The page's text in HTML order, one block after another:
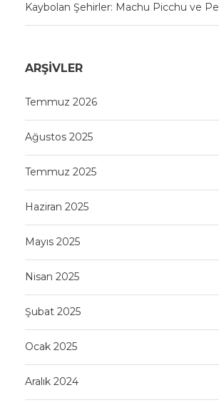
Kaybolan Şehirler: Machu Picchu ve
ARŞIVLER
Temmuz 2026
Ağustos 2025
Temmuz 2025
Haziran 2025
Mayıs 2025
Nisan 2025
Şubat 2025
Ocak 2025
Aralık 2024